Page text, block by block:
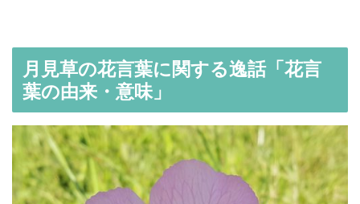
月見草の花言葉に関する逸話「花言
葉の由来・意味」